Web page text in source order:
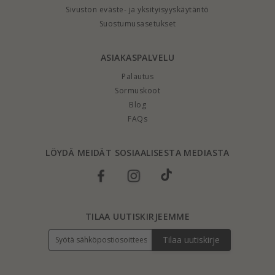
Sivuston eväste- ja yksityisyyskäytäntö
Suostumusasetukset
ASIAKASPALVELU
Palautus
Sormuskoot
Blog
FAQs
LÖYDÄ MEIDÄT SOSIAALISESTA MEDIASTA
TILAA UUTISKIRJEEMME
Tilaa uutiskirje